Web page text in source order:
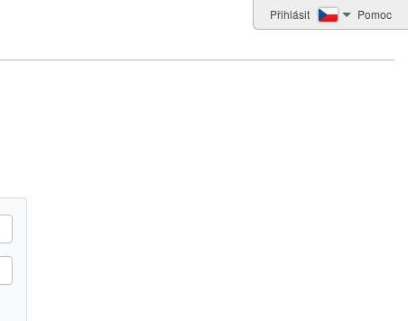
Přihlásit Pomoc